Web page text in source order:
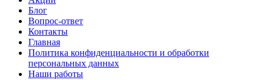
Блог
Вопрос-ответ
Контакты
Главная
Политика конфиденциальности и обработки
персональных данных
Наши работы